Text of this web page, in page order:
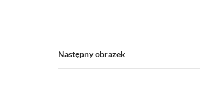
Następny obrazek